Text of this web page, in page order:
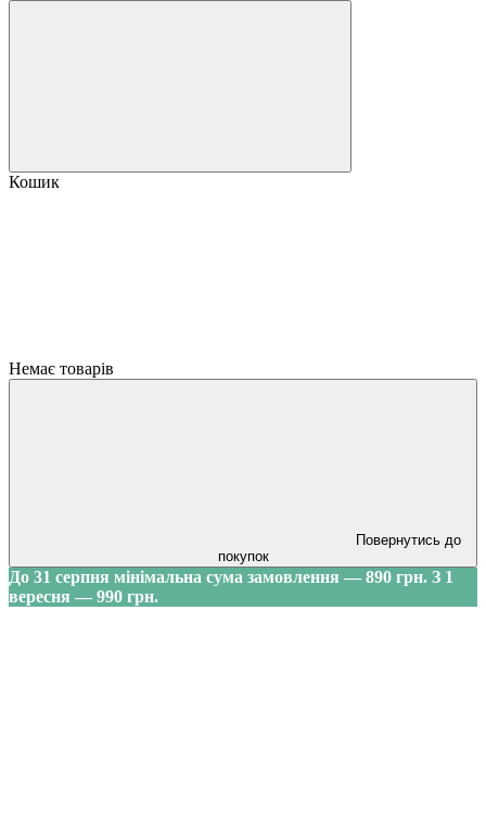
Кошик
Немає товарів
Повернутись до
покупок
До 31 серпня мінімальна сума замовлення — 890 грн. З 1
вересня — 990 грн.